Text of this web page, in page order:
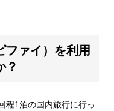
ァイ）を利用
？
程1泊の国内旅行に行っ